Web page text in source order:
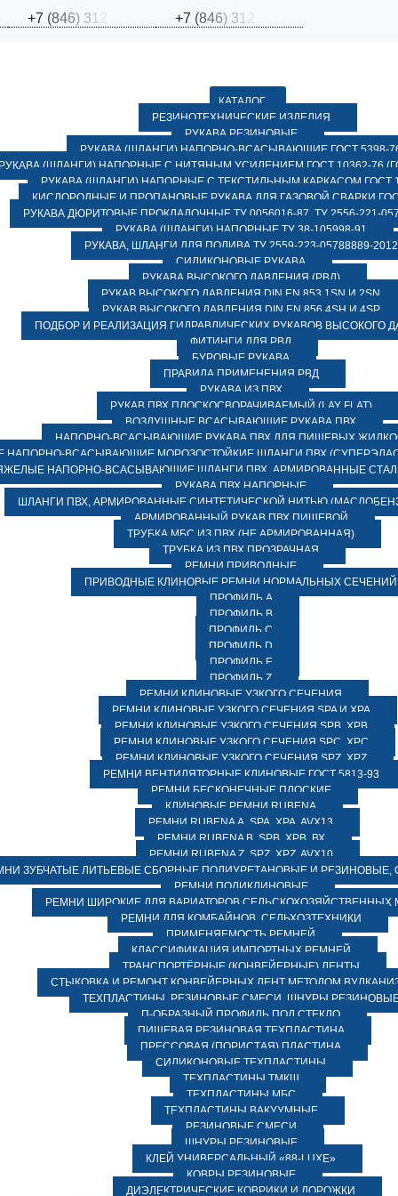
+7 (846) 31 +7 (846) 31
КАТАЛОГ
РЕЗИНОТЕХНИЧЕСКИЕ ИЗДЕЛИЯ
РУКАВА РЕЗИНОВЫЕ
РУКАВА (ШЛАНГИ) НАПОРНО-ВСАСЫВАЮЩИЕ ГОСТ 5398-
(ШЛАНГИ) НАПОРНЫЕ С НИТЯНЫМ УСИЛЕНИЕМ ГОСТ 10362-76
РУКАВА (ШЛАНГИ) НАПОРНЫЕ С ТЕКСТИЛЬНЫМ КАРКАСОМ ГОСТ
КИСЛОРОДНЫЕ И ПРОПАНОВЫЕ РУКАВА ДЛЯ ГАЗОВОЙ СВАРКИ
РУКАВА ДЮРИТОВЫЕ ПРОКЛАДОЧНЫЕ ТУ 0056016-87, ТУ 2556-221-
РУКАВА (ШЛАНГИ) НАПОРНЫЕ ТУ 38-105998-91
РУКАВА, ШЛАНГИ ДЛЯ ПОЛИВА ТУ 2559-223-05788889-2012
СИЛИКОНОВЫЕ РУКАВА
РУКАВА ВЫСОКОГО ДАВЛЕНИЯ (РВД)
РУКАВ ВЫСОКОГО ДАВЛЕНИЯ DIN EN 853 1SN И 2SN
РУКАВ ВЫСОКОГО ДАВЛЕНИЯ DIN EN 856 4SH И 4SP
ПОДБОР И РЕАЛИЗАЦИЯ ГИДРАВЛИЧЕСКИХ РУКАВОВ ВЫСОКОГО
ФИТИНГИ ДЛЯ РВД
БУРОВЫЕ РУКАВА
ПРАВИЛА ПРИМЕНЕНИЯ РВД
РУКАВА ИЗ ПВХ
РУКАВ ПВХ ПЛОСКОСВОРАЧИВАЕМЫЙ (LAY FLAT)
ВОЗДУШНЫЕ ВСАСЫВАЮЩИЕ РУКАВА ПВХ
НАПОРНО-ВСАСЫВАЮЩИЕ РУКАВА ПВХ ДЛЯ ПИЩЕВЫХ
НАПОРНО-ВСАСЫВАЮЩИЕ МОРОЗОСТОЙКИЕ ШЛАНГИ ПВХ
НАПОРНО-ВСАСЫВАЮЩИЕ ШЛАНГИ ПВХ, АРМИРОВАННЫЕ
РУКАВА ПВХ НАПОРНЫЕ
ШЛАНГИ ПВХ, АРМИРОВАННЫЕ СИНТЕТИЧЕСКОЙ НИТЬЮ
АРМИРОВАННЫЙ РУКАВ ПВХ ПИЩЕВОЙ
ТРУБКА МБС ИЗ ПВХ (НЕ АРМИРОВАННАЯ)
ТРУБКА ИЗ ПВХ ПРОЗРАЧНАЯ
РЕМНИ ПРИВОДНЫЕ
ПРИВОДНЫЕ КЛИНОВЫЕ РЕМНИ НОРМАЛЬНЫХ СЕЧЕНИЙ
ПРОФИЛЬ A
ПРОФИЛЬ B
ПРОФИЛЬ C
ПРОФИЛЬ D
ПРОФИЛЬ E
ПРОФИЛЬ Z
РЕМНИ КЛИНОВЫЕ УЗКОГО СЕЧЕНИЯ
РЕМНИ КЛИНОВЫЕ УЗКОГО СЕЧЕНИЯ SPA И XPA
РЕМНИ КЛИНОВЫЕ УЗКОГО СЕЧЕНИЯ SPB, XPB
РЕМНИ КЛИНОВЫЕ УЗКОГО СЕЧЕНИЯ SPC, XPC
РЕМНИ КЛИНОВЫЕ УЗКОГО СЕЧЕНИЯ SPZ, XPZ
РЕМНИ ВЕНТИЛЯТОРНЫЕ КЛИНОВЫЕ ГОСТ 5813-93
РЕМНИ БЕСКОНЕЧНЫЕ ПЛОСКИЕ
КЛИНОВЫЕ РЕМНИ RUBENA
РЕМНИ RUBENA А, SPA, XPA, AVX13
РЕМНИ RUBENA В, SPВ, ХPВ, ВХ
РЕМНИ RUBENA Z, SPZ, XPZ, AVX10
ЗУБЧАТЫЕ ЛИТЬЕВЫЕ СБОРНЫЕ ПОЛИУРЕТАНОВЫЕ И РЕЗИНОВЫЕ,
РЕМНИ ПОЛИКЛИНОВЫЕ
РЕМНИ ШИРОКИЕ ДЛЯ ВАРИАТОРОВ СЕЛЬСКОХОЗЯЙСТВЕННЫХ
РЕМНИ ДЛЯ КОМБАЙНОВ, СЕЛЬХОЗТЕХНИКИ
ПРИМЕНЯЕМОСТЬ РЕМНЕЙ
КЛАССИФИКАЦИЯ ИМПОРТНЫХ РЕМНЕЙ
ТРАНСПОРТЁРНЫЕ (КОНВЕЙЕРНЫЕ) ЛЕНТЫ
СТЫКОВКА И РЕМОНТ КОНВЕЙЕРНЫХ ЛЕНТ МЕТОДОМ
ТЕХПЛАСТИНЫ, РЕЗИНОВЫЕ СМЕСИ, ШНУРЫ
П-ОБРАЗНЫЙ ПРОФИЛЬ ПОД СТЕКЛО
ПИЩЕВАЯ РЕЗИНОВАЯ ТЕХПЛАСТИНА
ПРЕССОВАЯ (ПОРИСТАЯ) ПЛАСТИНА
СИЛИКОНОВЫЕ ТЕХПЛАСТИНЫ
ТЕХПЛАСТИНЫ ТМКЩ
ТЕХПЛАСТИНЫ МБС
ТЕХПЛАСТИНЫ ВАКУУМНЫЕ
РЕЗИНОВЫЕ СМЕСИ
ШНУРЫ РЕЗИНОВЫЕ
КЛЕЙ УНИВЕРСАЛЬНЫЙ «88-LUXE»
КОВРЫ РЕЗИНОВЫЕ
ДИЭЛЕКТРИЧЕСКИЕ КОВРИКИ И ДОРОЖКИ